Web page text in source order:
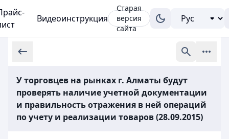
Видеоинструкция
Старая
версия
сайта
У торговцев на рынках г. Алматы будут
проверять наличие учетной документации
и правильность отражения в ней операций
по учету и реализации товаров (28.09.2015)